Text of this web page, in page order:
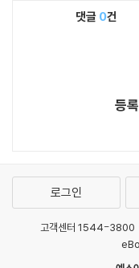
댓글 0건
등
로그인
고객센터 1544-3800